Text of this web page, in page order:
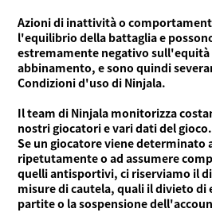
Informazioni sul
Language
Azioni di inattività o
l'equilibrio della battaglia e
estremamente negativo sull'equità
abbinamento, e sono quindi
Condizioni d'uso di Ninjala.
Il team di Ninjala monitorizza
nostri giocatori e vari dati del gioco.
Se un giocatore viene determinato
ripetutamente o ad assumere
quelli antisportivi, ci riserviamo il
misure di cautela, quali il divieto di
partite o la sospensione